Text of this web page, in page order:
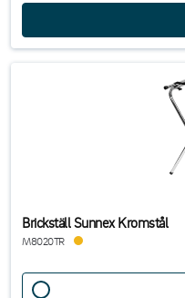
Brickställ Sunnex Kromstål
M8020TR